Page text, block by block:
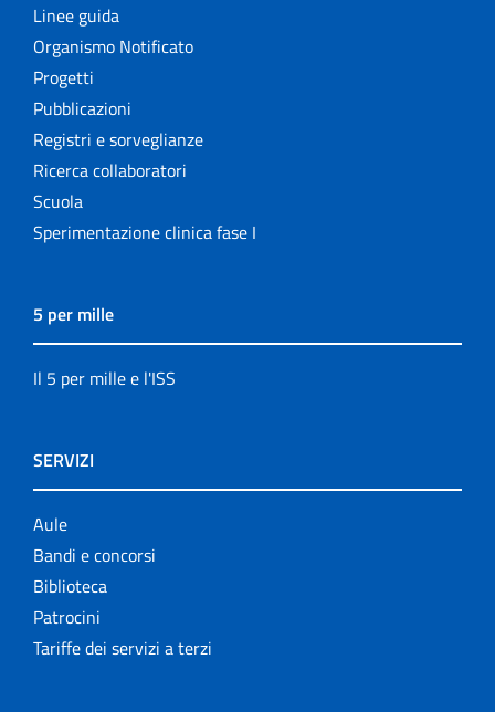
Linee guida
Organismo Notificato
Progetti
Pubblicazioni
Registri e sorveglianze
Ricerca collaboratori
Scuola
Sperimentazione clinica fase I
5 per mille
Il 5 per mille e l'ISS
SERVIZI
Aule
Bandi e concorsi
Biblioteca
Patrocini
Tariffe dei servizi a terzi